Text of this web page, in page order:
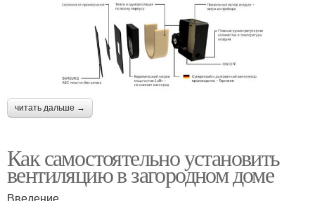
читать дальше →
Как самостоятельно установить
вентиляцию в загородном доме